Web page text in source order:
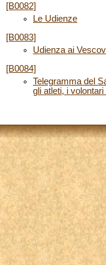
[B0082]
Le Udienze
[B0083]
Udienza ai
[B0084]
Telegramma del
gli atleti, i